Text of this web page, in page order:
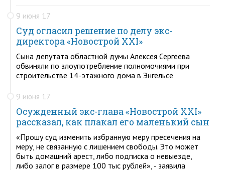
9 июня 17
Суд огласил решение по делу экс-
директора «Новострой XXI»
Сына депутата областной думы Алексея Сергеева
обвиняли по злоупотребление полномочиями при
строительстве 14-этажного дома в Энгельсе
9 июня 17
Осужденный экс-глава «Новострой XXI»
рассказал, как плакал его маленький сын
«Прошу суд изменить избранную меру пресечения на
меру, не связанную с лишением свободы. Это может
быть домашний арест, либо подписка о невыезде,
либо залог в размере 100 тыс рублей», - заявила